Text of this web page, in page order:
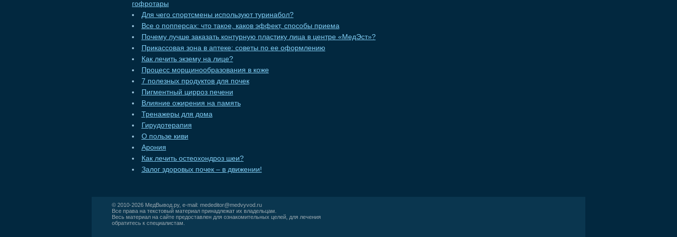
гофротары
Для чего спортсмены используют туринабол?
Все о попперсах: что такое, каков эффект, способы приема
Почему лучше заказать контурную пластику лица в центре «МедЭст»?
Прикассовая зона в аптеке: советы по ее оформлению
Как лечить экзему на лице?
Процесс морщинообразования в коже
7 полезных продуктов для почек
Пигментный цирроз печени
Влияние ожирения на память
Тренажеры для дома
Гирудотерапия
О пользе киви
Арония
Как лечить остеохондроз шеи?
Залог здоровых почек – в движении!
© 2010-2026 МедВывод.ру, e-mail: mededitor@medvyvod.ru
Все права на текстовый материал принадлежат их владельцам.
Весь материал на сайте предоставлен для ознакомительных целей, для лечения
обратитесь к специалистам.